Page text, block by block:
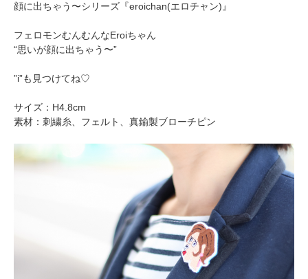
顔に出ちゃう〜シリーズ『eroichan(エロチャン)』
フェロモンむんむんなEroiちゃん
“思いが顔に出ちゃう〜”
”i”も見つけてね♡
サイズ：H4.8cm
素材：刺繍糸、フェルト、真鍮製ブローチピン